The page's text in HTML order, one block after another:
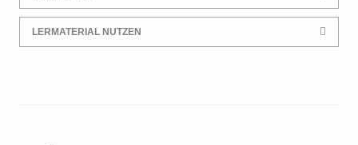
LERMATERIAL NUTZEN